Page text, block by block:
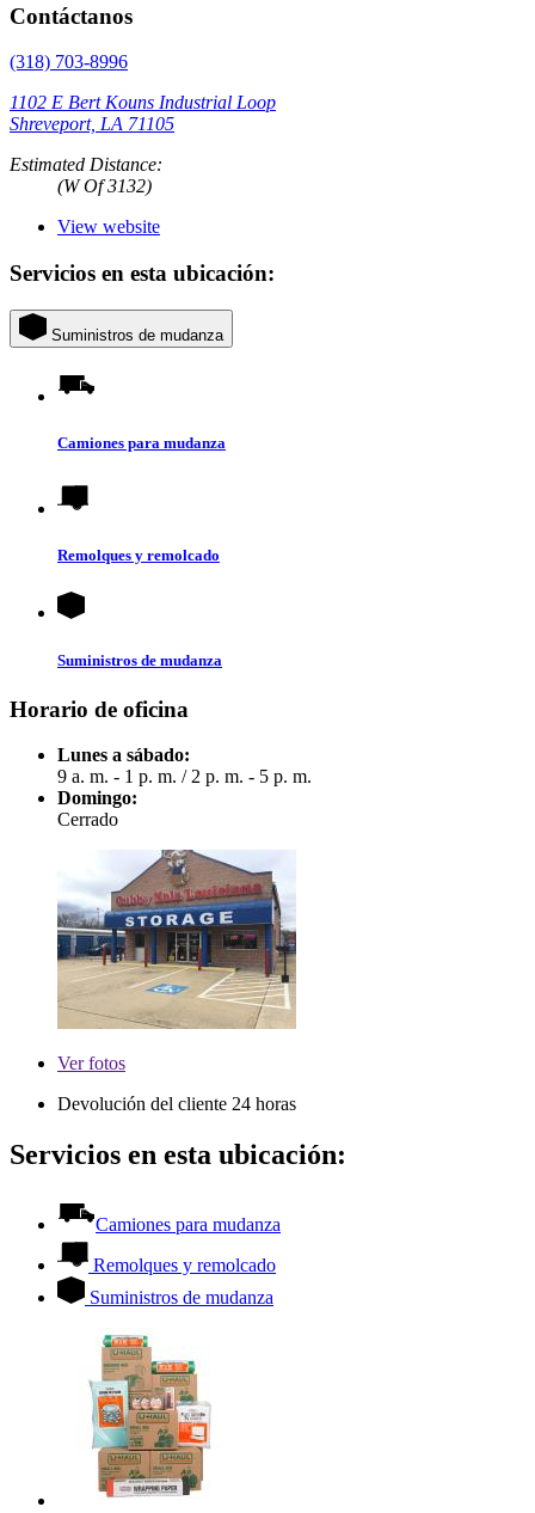
Contáctanos
(318) 703-8996
1102 E Bert Kouns Industrial Loop
Shreveport, LA 71105
Estimated Distance:
(W Of 3132)
View website
Servicios en esta ubicación:
Suministros de mudanza
Camiones para mudanza
Remolques y remolcado
Suministros de mudanza
Horario de oficina
Lunes a sábado:
9 a. m. - 1 p. m. /2 p. m. - 5 p. m.
Domingo:
Cerrado
Verfotos
Devolución del cliente 24 horas
Servicios en esta ubicación:
Camiones para mudanza
Remolques y remolcado
Suministros de mudanza